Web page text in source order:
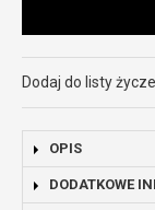
Dodaj do listy
OPIS
DODATKOWE